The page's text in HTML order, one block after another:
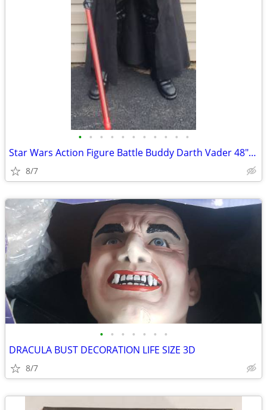
• • • • • • • • • • •
Star Wars Action Figure Battle Buddy Darth Vader 48" Jakks Pacific
8/7
• • • • • • •
DRACULA BUST DECORATION LIFE SIZE 3D
8/7